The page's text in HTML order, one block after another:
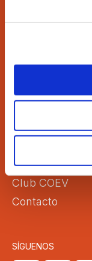
Aula Virtual
Correo Web
Club COEV
Contacto
SÍGUENOS